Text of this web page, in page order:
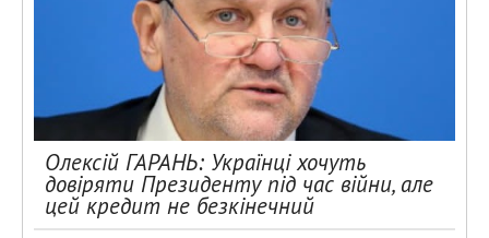
Олексій ГАРАНЬ: Українці хочуть
довіряти Президенту під час війни, але
цей кредит не безкінечний